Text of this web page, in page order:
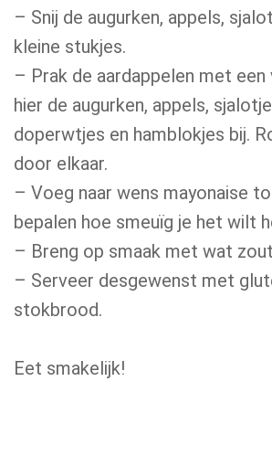
– Snij de augurken, appels,
kleine stukjes.
– Prak de aardappelen met
hier de augurken, appels,
doperwtjes en hamblokjes bij.
door elkaar.
– Voeg naar wens mayonaise
bepalen hoe smeuïg je het wilt
– Breng op smaak met wat
– Serveer desgewenst met
stokbrood.
Eet smakelijk!